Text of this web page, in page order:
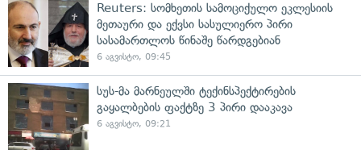
Reuters: სომხეთის სამოციქულო ეკლესიის
მეთაური და ექვსი სასულიერო პირი
სასამართლოს წინაშე წარდგებიან
6 აგვისტო, 09:45
სუს-მა მარნეულში ტექინსპექტირების
გაყალბების ფაქტზე 3 პირი დააკავა
6 აგვისტო, 09:21